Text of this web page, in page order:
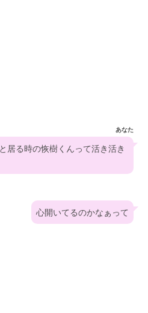
あなた
居る時の恢樹くんって活き活き
心開いてるのかなぁって